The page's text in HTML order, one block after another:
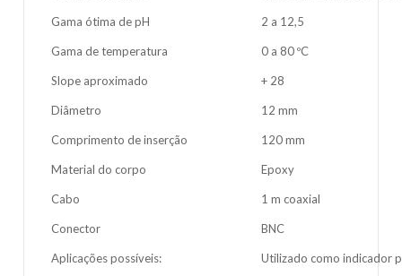
Gama ótima de pH 2 a 12,5
Gama de temperatura 0 a 80 ºC
Slope aproximado + 28
Diâmetro 12 mm
Comprimento de inserção 120 mm
Material do corpo Epoxy
Cabo 1 m coaxial
Conector BNC
Aplicações possíveis: Utilizado como indicador